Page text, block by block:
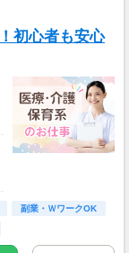
初心者も安心
副業・ＷワークOK